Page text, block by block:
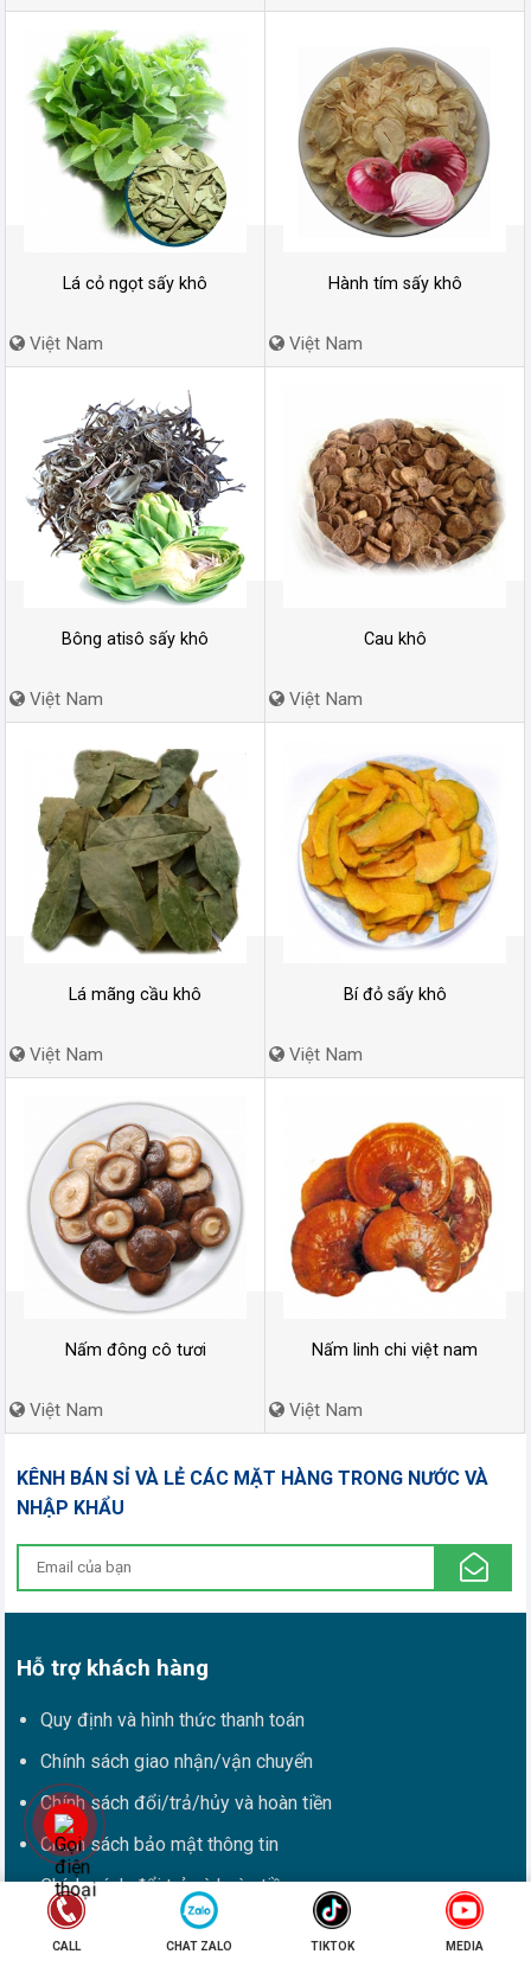
Lá cỏ ngọt sấy khô
Việt Nam
Hành tím sấy khô
Việt Nam
Bông atisô sấy khô
Việt Nam
Cau khô
Việt Nam
Lá mãng cầu khô
Việt Nam
Bí đỏ sấy khô
Việt Nam
Nấm đông cô tươi
Việt Nam
Nấm linh chi việt nam
Việt Nam
KÊNH BÁN SỈ VÀ LẺ CÁC MẶT HÀNG TRONG NƯỚC VÀ
NHẬP KHẨU
Hỗ trợ khách hàng
Quy định và hình thức thanh toán
Chính sách giao nhận/vận chuyển
Chính sách đổi/trả/hủy và hoàn tiền
Chính sách bảo mật thông tin
Chính sách đổi trả và hoàn tiền
Cảnh báo từ Goodprice.vn
CALL CHAT ZALO TIKTOK MEDIA